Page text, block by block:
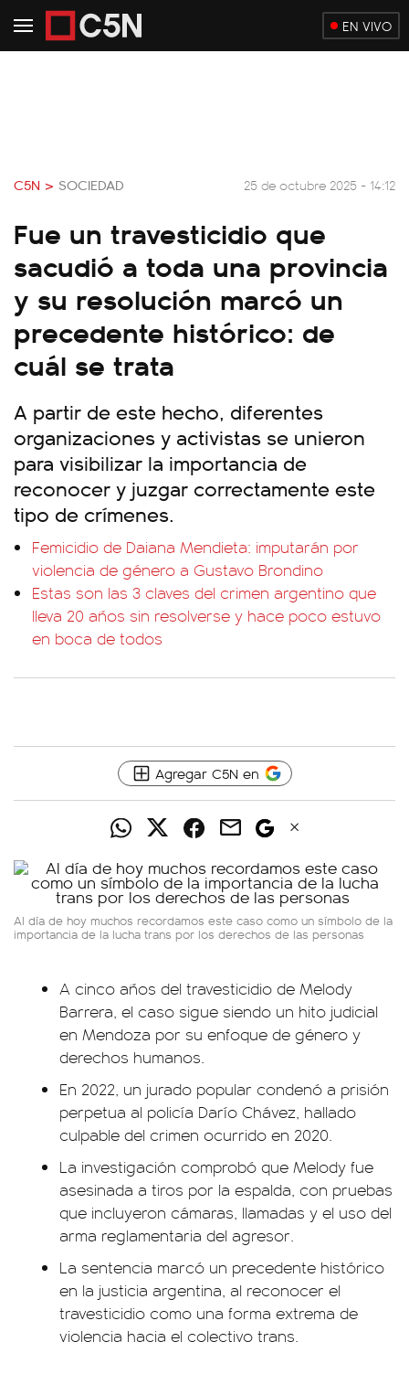
EN VIVO
C5N > SOCIEDAD 25 de octubre 2025 - 14:12
Fue un travesticidio que
sacudió a toda una provincia
y su resolución marcó un
precedente histórico: de
cuál se trata
A partir de este hecho, diferentes
organizaciones y activistas se unieron
para visibilizar la importancia de
reconocer y juzgar correctamente este
tipo de crímenes.
Femicidio de Daiana Mendieta: imputarán por
violencia de género a Gustavo Brondino
Estas son las 3 claves del crimen argentino que
lleva 20 años sin resolverse y hace poco estuvo
en boca de todos
Agregar C5N en
Al día de hoy muchos recordamos este caso como un símbolo de la
importancia de la lucha trans por los derechos de las personas
A cinco años del travesticidio de Melody
Barrera, el caso sigue siendo un hito judicial
en Mendoza por su enfoque de género y
derechos humanos.
En 2022, un jurado popular condenó a prisión
perpetua al policía Darío Chávez, hallado
culpable del crimen ocurrido en 2020.
La investigación comprobó que Melody fue
asesinada a tiros por la espalda, con pruebas
que incluyeron cámaras, llamadas y el uso del
arma reglamentaria del agresor.
La sentencia marcó un precedente histórico
en la justicia argentina, al reconocer el
travesticidio como una forma extrema de
violencia hacia el colectivo trans.